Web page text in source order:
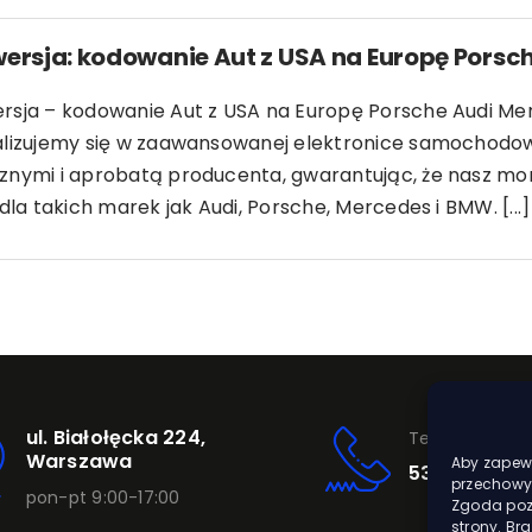
Aby
Zgoda
strony.
kodowanie Aut z USA na Europę
– kodowanie Aut z USA na Europę Porsche Audi
się w zaawansowanej elektronice
i aprobatą producenta, gwarantując, że nasz
dla takich marek jak Audi, Porsche, Mercedes i BMW. [...]
ul. Białołęcka 224,
Warszawa
pon-pt 9:00-17:00
Telefon
531 420 002